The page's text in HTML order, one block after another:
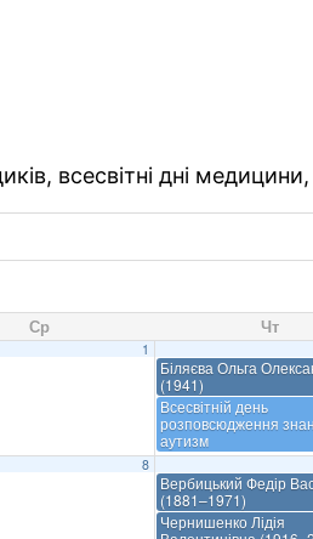
всесвітні дні
Ср Чт
1
Біляєва Ольга
(1941)
Всесвітній день
розповсюдження
аутизм
8
Вербицький Федір
(1881–1971)
Чернишенко Лідія